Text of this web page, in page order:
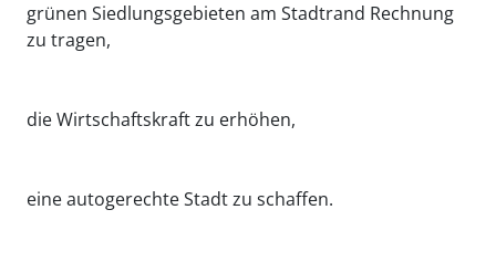
grünen Siedlungsgebieten am Stadtrand Rechnung
zu tragen,
die Wirtschaftskraft zu erhöhen,
eine autogerechte Stadt zu schaffen.